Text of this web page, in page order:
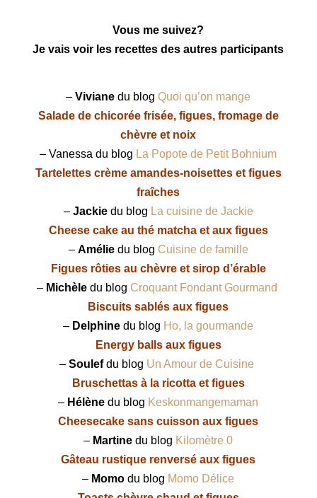
Vous me suivez?
Je vais voir les recettes des autres participants
–Viviane du blogQuoi qu’on mange
Salade de chicorée frisée, figues, fromage de
chèvre et noix
– Vanessa du blog La Popote de Petit Bohnium
Tartelettes crème amandes-noisettes et figues
fraîches
– Jackiedu blog La cuisine de Jackie
Cheese cake au thé matcha et aux figues
– Améliedu blog Cuisine de famille
Figues rôties au chèvre et sirop d’érable
– Michèledu blog Croquant Fondant Gourmand
Biscuits sablés aux figues
– Delphine du blog Ho, la gourmande
Energy balls aux figues
–Soulefdu blog Un Amour de Cuisine
Bruschettas à la ricotta et figues
– Hélène du blog Keskonmangemaman
Cheesecake sans cuisson aux figues
– Martine du blog Kilomètre 0
Gâteau rustique renversé aux figues
– Momo du blog Momo Délice